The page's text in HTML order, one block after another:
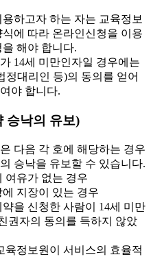
하고자 하는 자는 교육정보
에 따라 온라인신청을 이용
해야 합니다.
14세 미만인자일 경우에는
정대리인 등)의 동의를 얻어
야 합니다.
승낙의 유보)
다음 각 호에 해당하는 경우
승낙을 유보할 수 있습니다.
여유가 없는 경우
에 지장이 있는 경우
약을 신청한 사람이 14세 미만
권자의 동의를 득하지 않았
육정보원이 서비스의 효율적